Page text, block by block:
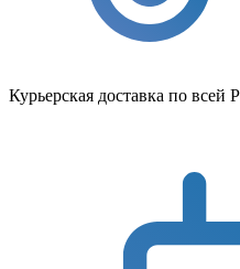
Курьерская доставка по всей